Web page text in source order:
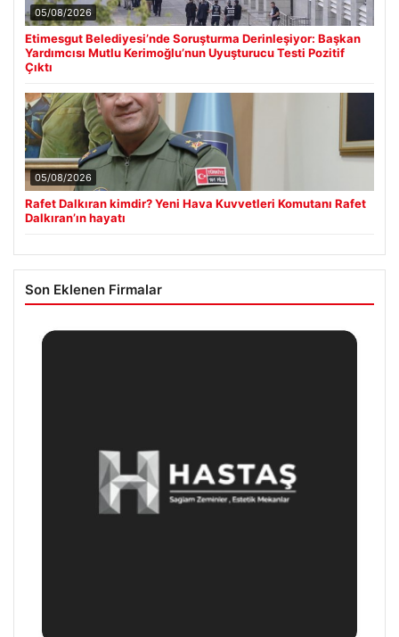
05/08/2026
Etimesgut Belediyesi’nde Soruşturma Derinleşiyor: Başkan
Yardımcısı Mutlu Kerimoğlu’nun Uyuşturucu Testi Pozitif
Çıktı
05/08/2026
Rafet Dalkıran kimdir? Yeni Hava Kuvvetleri Komutanı Rafet
Dalkıran’ın hayatı
Son Eklenen Firmalar